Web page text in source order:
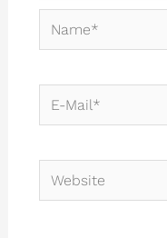
Name*
E-
Mail*
Website